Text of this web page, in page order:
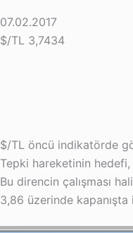
07.02.2017
$/TL 3,7434
$/TL öncü indikatörde
Tepki hareketinin
Bu direncin çalışması
3,86 üzerinde